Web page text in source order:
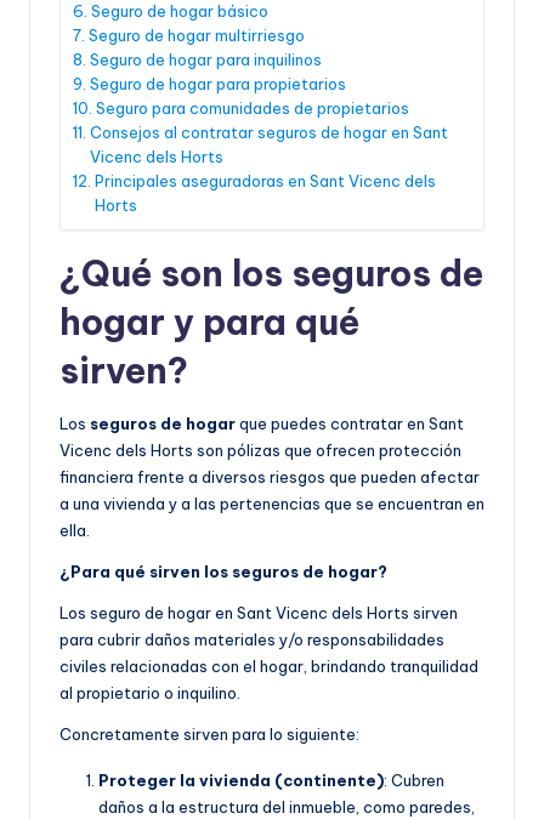
Seguro de hogar básico
Seguro de hogar multirriesgo
Seguro de hogar para inquilinos
Seguro de hogar para propietarios
Seguro para comunidades de propietarios
Consejos al contratar seguros de hogar en Sant
Vicenc dels Horts
Principales aseguradoras en Sant Vicenc dels
Horts
¿Qué son los seguros de
hogar y para qué
sirven?
Los seguros de hogarque puedes contratar en Sant
Vicenc dels Horts son pólizas que ofrecen protección
financiera frente a diversos riesgos que pueden afectar
a una vivienda y a las pertenencias que se encuentran en
ella.
¿Para qué sirven los seguros de hogar?
Los seguro de hogar en Sant Vicenc dels Horts sirven
para cubrir daños materiales y/o responsabilidades
civiles relacionadas con el hogar, brindando tranquilidad
al propietario o inquilino.
Concretamente sirven para lo siguiente:
Proteger la vivienda (continente): Cubren
daños a la estructura del inmueble, como paredes,